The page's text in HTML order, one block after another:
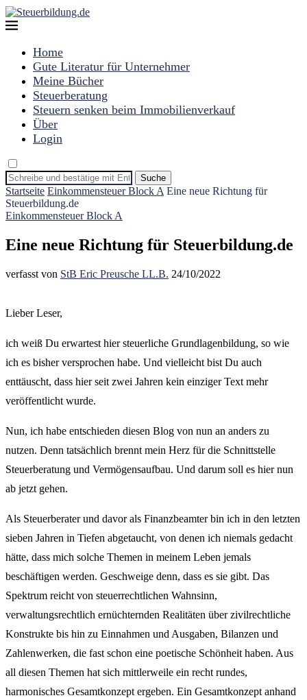
Home
Gute Literatur für Unternehmer
Meine Bücher
Steuerberatung
Steuern senken beim Immobilienverkauf
Über
Login
Suche
Startseite Einkommensteuer Block A Eine neue Richtung für
Steuerbildung.de
Einkommensteuer Block A
Eine neue Richtung für Steuerbildung.de
verfasst von StB Eric Preusche LL.B. 24/10/2022
Lieber Leser,
ich weiß Du erwartest hier steuerliche Grundlagenbildung, so wie
ich es bisher versprochen habe. Und vielleicht bist Du auch
enttäuscht, dass hier seit zwei Jahren kein einziger Text mehr
veröffentlicht wurde.
Nun, ich habe entschieden diesen Blog von nun an anders zu
nutzen. Denn tatsächlich brennt mein Herz für die Schnittstelle
Steuerberatung und Vermögensaufbau. Und darum soll es hier nun
ab jetzt gehen.
Als Steuerberater und davor als Finanzbeamter bin ich in den letzten
sieben Jahren in Tiefen abgetaucht, von denen ich niemals gedacht
hätte, dass mich solche Themen in meinem Leben jemals
beschäftigen werden. Geschweige denn, dass es sie gibt. Das
Spektrum reicht von steuerrechtlichen Wahnsinn,
verwaltungsrechtlich ernüchternden Realitäten über zivilrechtliche
Konstrukte bis hin zu Einnahmen und Ausgaben, Bilanzen und
Zahlenwerken, die fast schon eine poetische Schönheit haben. Aus
all diesen Themen hat sich mittlerweile ein recht rundes,
harmonisches Gesamtkonzept ergeben. Ein Gesamtkonzept anhand